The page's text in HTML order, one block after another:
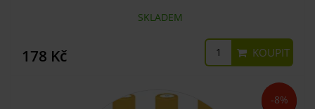
SKLADEM
178 Kč KOUPIT
-8%